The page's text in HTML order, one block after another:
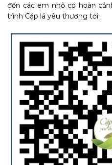
đến các em nhỏ có hoàn
trình Cặp lá yêu thương tới.